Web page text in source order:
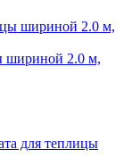
шириной 2.0 м,